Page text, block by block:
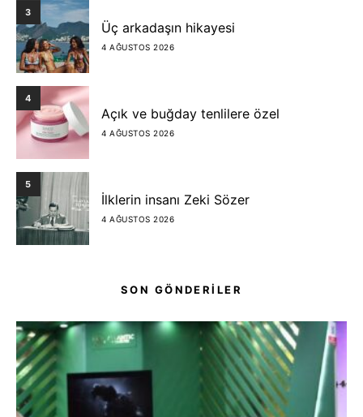
3
Üç arkadaşın hikayesi
4 AĞUSTOS 2026
4
Açık ve buğday tenlilere özel
4 AĞUSTOS 2026
5
İlklerin insanı Zeki Sözer
4 AĞUSTOS 2026
SON GÖNDERİLER